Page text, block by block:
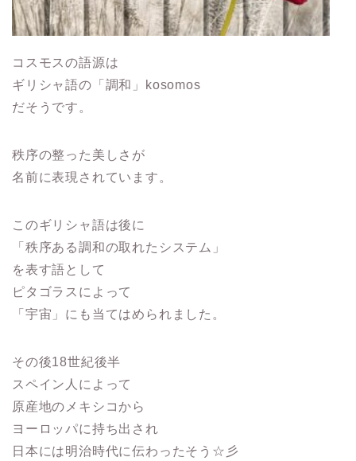
コスモスの語源は
ギリシャ語の「調和」kosomos
だそうです。
秩序の整った美しさが
名前に表現されています。
このギリシャ語は後に
「秩序ある調和の取れたシステム」
を表す語として
ピタゴラスによって
「宇宙」にも当てはめられました。
その後18世紀後半
スペイン人によって
原産地のメキシコから
ヨーロッパに持ち出され
日本には明治時代に伝わったそう☆彡